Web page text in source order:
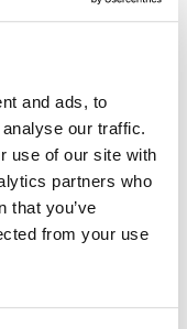
and ads, to
our traffic.
use of our site with
partners who
that you’ve
from your use